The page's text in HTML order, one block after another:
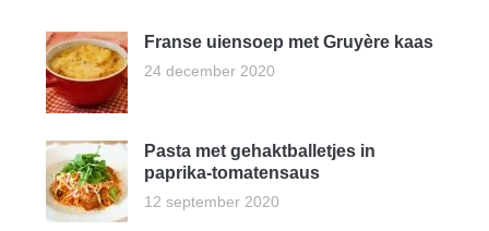
Franse uiensoep met Gruyère kaas
24 december 2020
Pasta met gehaktballetjes in
paprika-tomatensaus
12 september 2020